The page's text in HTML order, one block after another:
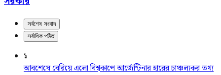
সর্বশেষ সংবাদ
সর্বাধিক পঠিত
১
আবশেষে বেরিয়ে এলো বিশ্বকাপে আর্জেন্টিনার হারের চাঞ্চল্যকর তথ্য